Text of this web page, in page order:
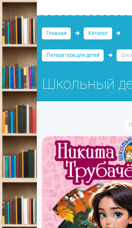
Главная Каталог
Литература для детей
Школьный